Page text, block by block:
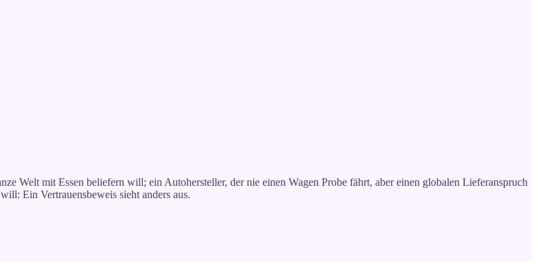
Welt mit Essen beliefern will; ein Autohersteller, der nie einen Wagen Probe fährt, aber einen globalen Lieferanspruch
Ein Vertrauensbeweis sieht anders aus.